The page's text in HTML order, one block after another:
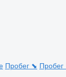
Пробег ⬊